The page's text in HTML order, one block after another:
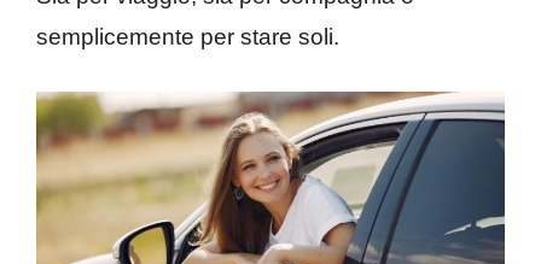
semplicemente per stare soli.